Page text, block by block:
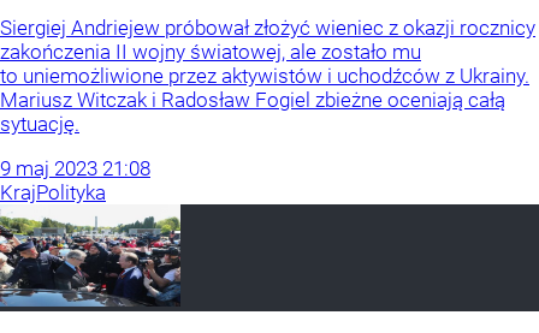
Siergiej Andriejew próbował złożyć wieniec z okazji rocznicy
zakończenia II wojny światowej, ale zostało mu
to uniemożliwione przez aktywistów i uchodźców z Ukrainy.
Mariusz Witczak i Radosław Fogiel zbieżne oceniają całą
sytuację.
9 maj 2023 21:08
KrajPolityka